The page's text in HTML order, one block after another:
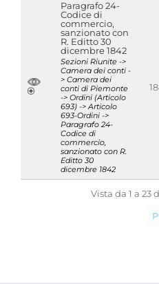
Paragrafo 24-
Codice di
commercio,
sanzionato con
R. Editto 30
dicembre 1842
Sezioni Riunite ->
Camera dei conti -
> Camera dei
conti di Piemonte
-> Ordini (Articolo
693) -> Articolo
693-Ordini ->
Paragrafo 24-
Codice di
commercio,
sanzionato con R.
Editto 30
dicembre 1842
Vista da 1 a 23